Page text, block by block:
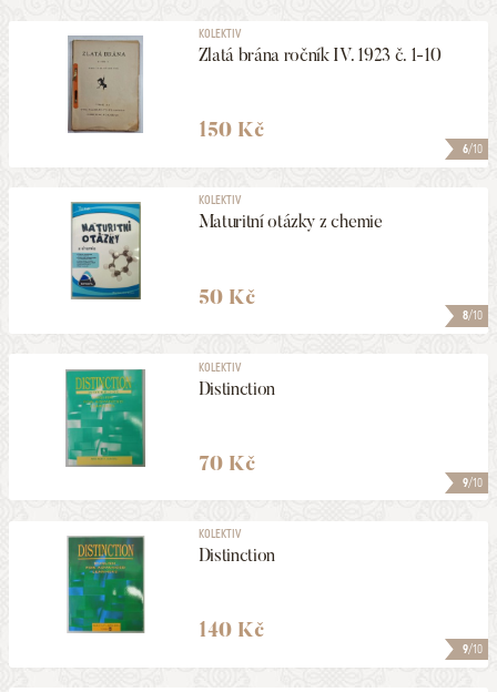
6/10
KOLEKTIV
Zlatá brána ročník IV. 1923 č. 1-10
150 Kč
8/10
KOLEKTIV
Maturitní otázky z chemie
50 Kč
9/10
KOLEKTIV
Distinction
70 Kč
9/10
KOLEKTIV
Distinction
140 Kč